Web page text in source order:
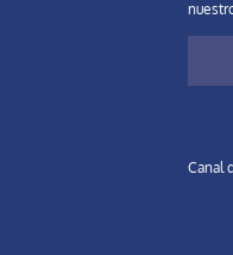
Canal